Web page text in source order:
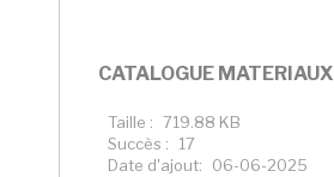
CATALOGUE MATERIAUX
Taille : 719.88 KB
Succès :
17
Date d'ajout:
06-06-2025